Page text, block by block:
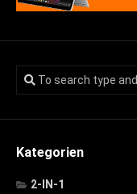
Kategorien
2-IN-1